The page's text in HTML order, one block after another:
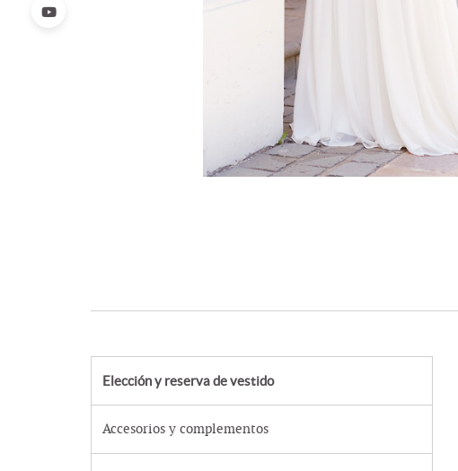
Elección y reserva de vestido
Accesorios y complementos